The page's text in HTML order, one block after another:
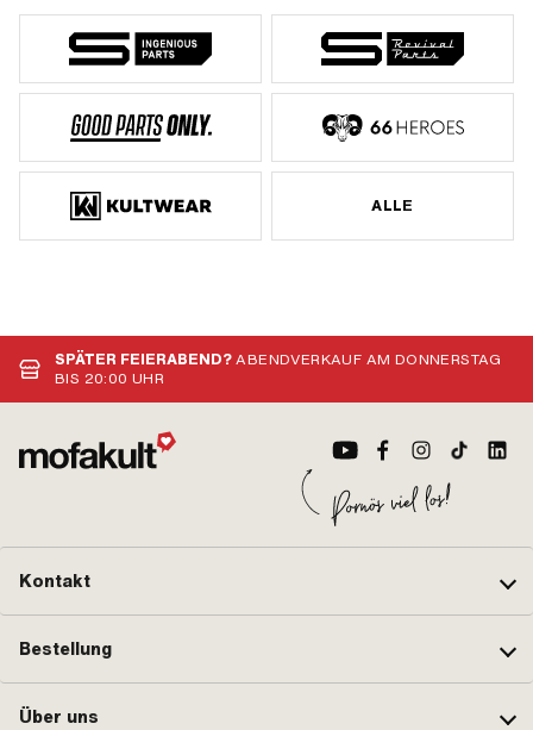
ALLE
SPÄTER FEIERABEND?ABENDVERKAUF AM DONNERSTAG
BIS 20:00 UHR
Kontakt
Bestellung
Über uns